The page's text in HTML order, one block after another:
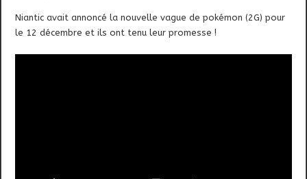
Niantic avait annoncé la nouvelle vague de pokémon (2G) pour
le 12 décembre et ils ont tenu leur promesse !